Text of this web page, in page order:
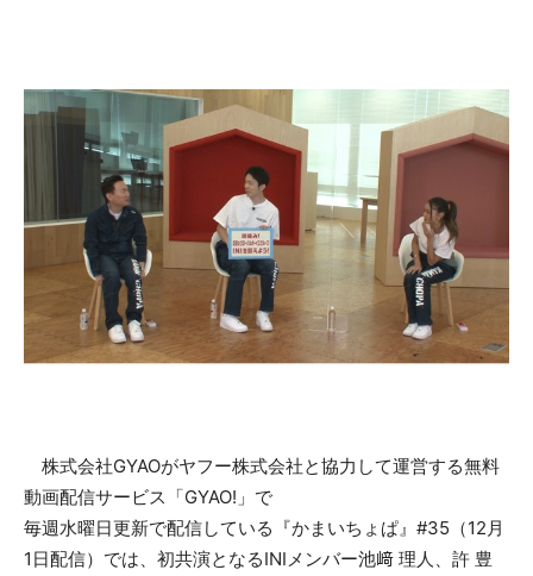
株式会社GYAOがヤフー株式会社と協力して運営する無料
動画配信サービス「GYAO!」で
毎週水曜日更新で配信している『かまいちょぱ』#35（12月
1日配信）では、初共演となるINIメンバー池﨑 理人、許 豊